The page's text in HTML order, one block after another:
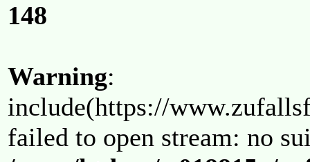
148
Warning:
include(https://
failed to open stream: no